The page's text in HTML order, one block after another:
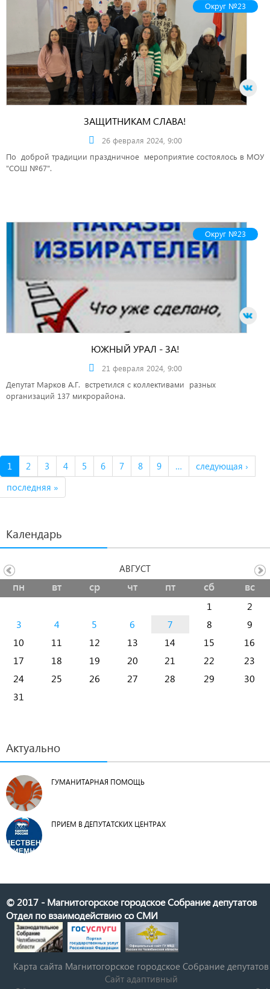
Округ №23
ЗАЩИТНИКАМ СЛАВА!
26 февраля 2024, 9:00
По доброй традиции праздничное мероприятие состоялось в МОУ
"СОШ №67".
Округ №23
ЮЖНЫЙ УРАЛ - ЗА!
21 февраля 2024, 9:00
Депутат Марков А.Г. встретился с коллективами разных
организаций 137 микрорайона.
1 2 3 4 5 6 7 8 9 …
следующая ›
последняя »
Календарь
пн вт ср чт пт сб вс
1
2
3
4 5 6 7 8
9
10
11 12 13 14 15
16
17
18 19 20 21 22
23
24
25 26 27 28 29
30
31
АВГУСТ
Актуально
ГУМАНИТАРНАЯ ПОМОЩЬ
ПРИЕМ В ДЕПУТАТСКИХ ЦЕНТРАХ
© 2017 - Магнитогорское городское Собрание депутатов
Отдел по взаимодействию со СМИ
Карта сайта Магнитогорское городское Cобрание депутатов
Сайт адаптивный